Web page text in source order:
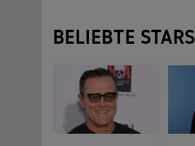
BELIEBTE STARS